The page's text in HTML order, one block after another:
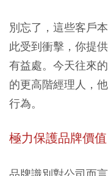
別忘了，這些客戶
此受到衝擊，你提
有益處。今天往來
的更高階經理人，
行為。
極力保護品牌價值